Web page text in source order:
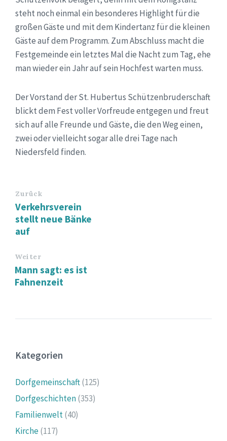
steht noch einmal ein besonderes Highlight für die
großen Gäste und mit dem Kindertanz für die kleinen
Gäste auf dem Programm. Zum Abschluss macht die
Festgemeinde ein letztes Mal die Nacht zum Tag, ehe
man wieder ein Jahr auf sein Hochfest warten muss.
Der Vorstand der St. Hubertus Schützenbruderschaft
blickt dem Fest voller Vorfreude entgegen und freut
sich auf alle Freunde und Gäste, die den Weg einen,
zwei oder vielleicht sogar alle drei Tage nach
Niedersfeld finden.
Zurück
Verkehrsverein
stellt neue Bänke
auf
Weiter
Mann sagt: es ist
Fahnenzeit
Kategorien
Dorfgemeinschaft(125)
Dorfgeschichten(353)
Familienwelt(40)
Kirche(117)